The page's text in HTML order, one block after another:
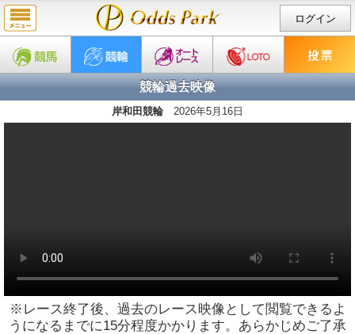
ログイン
競輪過去映像
岸和田競輪 2026年5月16日
※レース終了後、過去のレース映像として閲覧できるよ
うになるまでに15分程度かかります。あらかじめご了承